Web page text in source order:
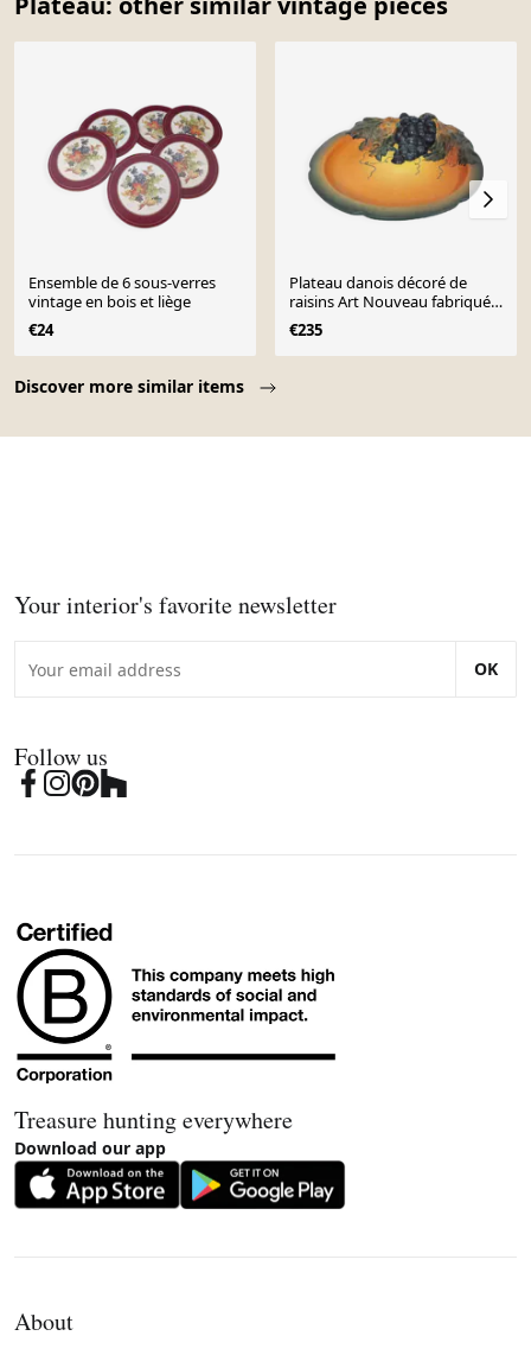
Discover more similar items
Ensemble de 6 sous-verres
vintage en bois et liège
€24
Plateau danois décoré de
raisins Art Nouveau fabriqué à
la main par P. Ipsens Enke
€235
Your interior's favorite newsletter
OK
Follow us
Treasure hunting everywhere
Download our app
About